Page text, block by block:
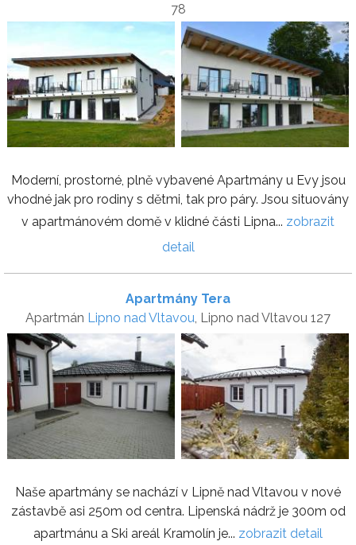
78
Moderní, prostorné, plně vybavené Apartmány u Evy jsou
vhodné jak pro rodiny s dětmi, tak pro páry. Jsou situovány
v apartmánovém domě v klidné části Lipna... zobrazit
detail
Apartmány Tera
Apartmán Lipno nad Vltavou , Lipno nad Vltavou 127
Naše apartmány se nachází v Lipně nad Vltavou v nové
zástavbě asi 250m od centra. Lipenská nádrž je 300m od
apartmánu a Ski areál Kramolín je... zobrazit detail